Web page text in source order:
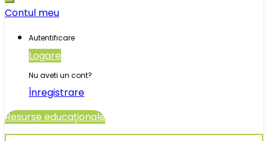
Contul meu
Autentificare
Logare
Nu aveti un cont?
Înregistrare
Resurse educaţionale